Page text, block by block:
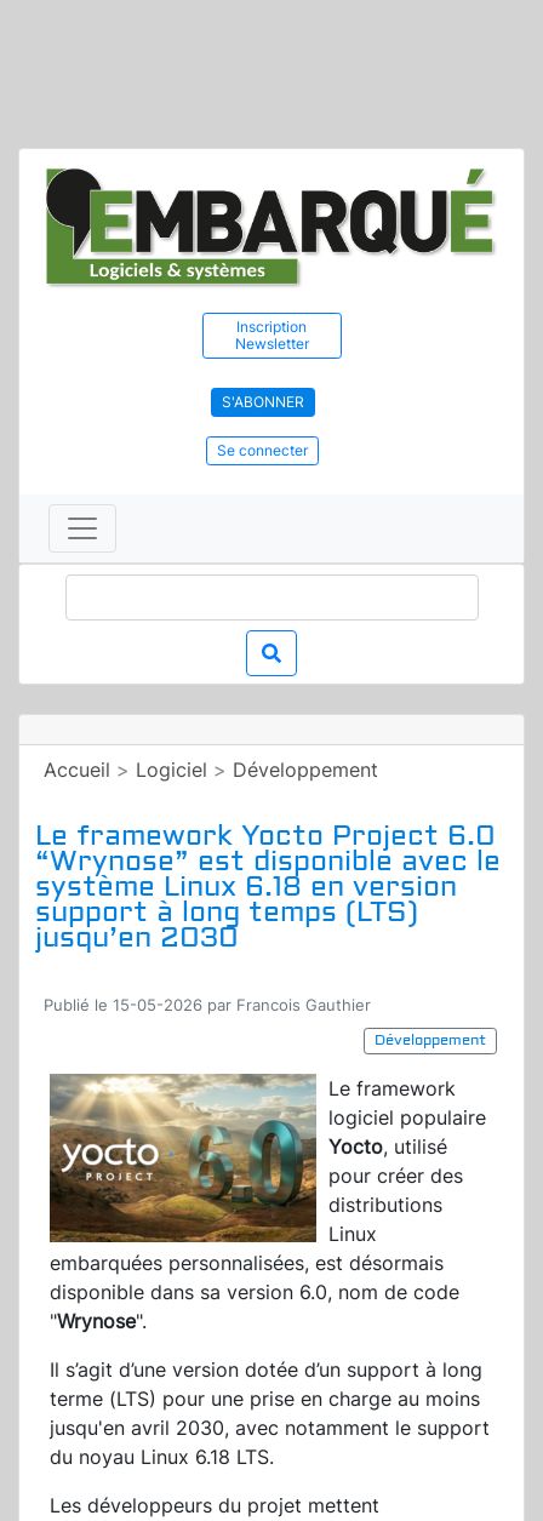
Inscription
Newsletter
S'ABONNER
Se connecter
Accueil > Logiciel > Développement
Le framework Yocto Project 6.0
“Wrynose” est disponible avec le
système Linux 6.18 en version
support à long temps (LTS)
jusqu’en 2030
Publié le 15-05-2026 par Francois Gauthier
Développement
Le framework
logiciel populaire
Yocto, utilisé
pour créer des
distributions
Linux
embarquées personnalisées, est désormais
disponible dans sa version 6.0, nom de code
"Wrynose".
Il s’agit d’une version dotée d’un support à long
terme (LTS) pour une prise en charge au moins
jusqu'en avril 2030, avec notamment le support
du noyau Linux 6.18 LTS.
Les développeurs du projet mettent